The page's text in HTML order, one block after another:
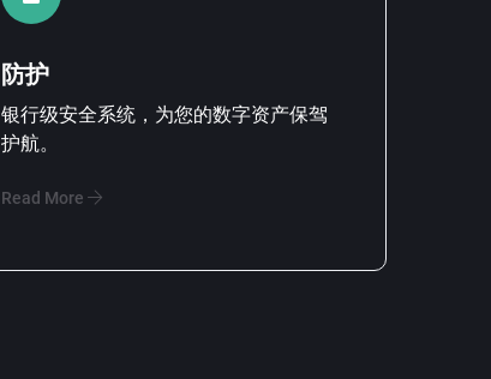
防护
银行级安全系统，为您的数字资产保驾
护航。
Read More